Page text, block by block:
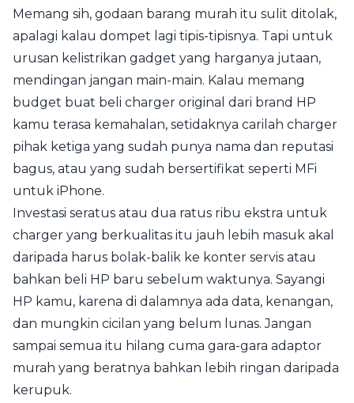
Memang sih, godaan barang murah itu sulit ditolak,
apalagi kalau dompet lagi tipis-tipisnya. Tapi untuk
urusan kelistrikan gadget yang harganya jutaan,
mendingan jangan main-main. Kalau memang
budget buat beli charger original dari brand HP
kamu terasa kemahalan, setidaknya carilah charger
pihak ketiga yang sudah punya nama dan reputasi
bagus, atau yang sudah bersertifikat seperti MFi
untuk iPhone.
Investasi seratus atau dua ratus ribu ekstra untuk
charger yang berkualitas itu jauh lebih masuk akal
daripada harus bolak-balik ke konter servis atau
bahkan beli HP baru sebelum waktunya. Sayangi
HP kamu, karena di dalamnya ada data, kenangan,
dan mungkin cicilan yang belum lunas. Jangan
sampai semua itu hilang cuma gara-gara adaptor
murah yang beratnya bahkan lebih ringan daripada
kerupuk.